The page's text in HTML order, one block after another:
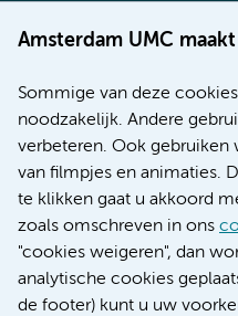
Amsterdam UMC
Sommige van deze
noodzakelijk. Andere
verbeteren. Ook
van filmpjes en animaties.
te klikken gaat u akkoord
zoals omschreven in ons
"cookies weigeren", dan
analytische cookies
de footer) kunt u uw
Werken bij Amsterdam
Nieuws
Research
Educatie locatie AMC
Educatie locatie VUmc
Verwijzen & diagnostiek